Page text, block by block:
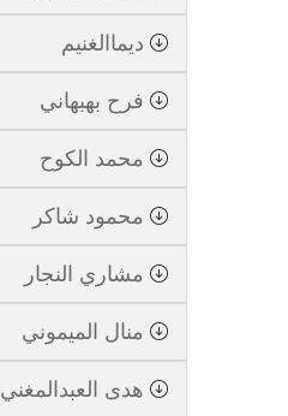
ديماالغنيم
فرح بهبهاني
محمد الكوح
محمود شاكر
مشاري النجار
منال الميموني
هدى العبدالمغني